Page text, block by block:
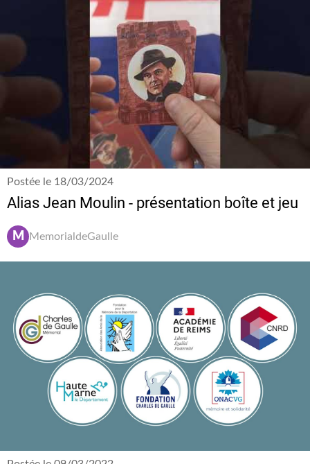
Postée le 18/03/2024
Alias Jean Moulin - présentation boîte et jeu
M MemorialdeGaulle